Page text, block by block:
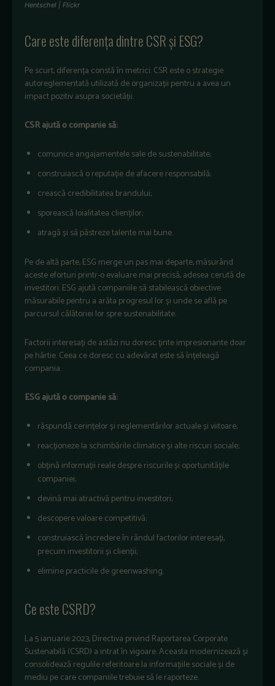
Hentschel | Flickr
Care este diferența dintre CSR și ESG?
Pe scurt, diferența constă în metrici. CSR este o strategie
autoreglementată utilizată de organizații pentru a avea un
impact pozitiv asupra societății.
CSR ajută o companie să:
comunice angajamentele sale de sustenabilitate;
construiască o reputație de afacere responsabilă;
crească credibilitatea brandului;
sporească loialitatea clienților;
atragă și să păstreze talente mai bune.
Pe de altă parte, ESG merge un pas mai departe, măsurând
aceste eforturi printr-o evaluare mai precisă, adesea cerută de
investitori. ESG ajută companiile să stabilească obiective
măsurabile pentru a arăta progresul lor și unde se află pe
parcursul călătoriei lor spre sustenabilitate.
Factorii interesați de astăzi nu doresc ținte impresionante doar
pe hârtie. Ceea ce doresc cu adevărat este să înțeleagă
compania.
ESG ajută o companie să:
răspundă cerințelor și reglementărilor actuale și viitoare;
reacționeze la schimbările climatice și alte riscuri sociale;
obțină informații reale despre riscurile și oportunitățile
companiei;
devină mai atractivă pentru investitori;
descopere valoare competitivă;
construiască încredere în rândul factorilor interesați,
precum investitorii și clienții;
elimine practicile de greenwashing.
Ce este CSRD?
La 5 ianuarie 2023, Directiva privind Raportarea Corporate
Sustenabilă (CSRD) a intrat în vigoare. Aceasta modernizează și
consolidează regulile referitoare la informațiile sociale și de
mediu pe care companiile trebuie să le raporteze.